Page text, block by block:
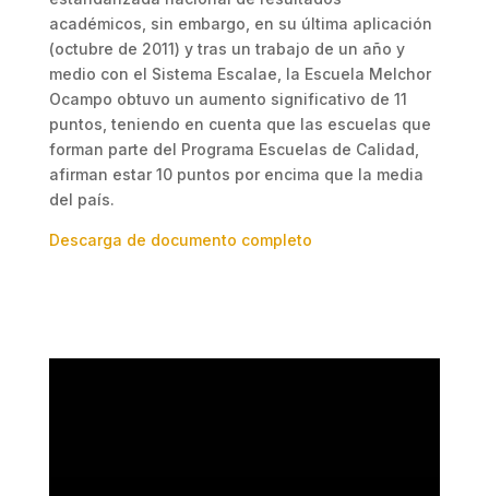
académicos, sin embargo, en su última aplicación
(octubre de 2011) y tras un trabajo de un año y
medio con el Sistema Escalae, la Escuela Melchor
Ocampo obtuvo un aumento significativo de 11
puntos, teniendo en cuenta que las escuelas que
forman parte del Programa Escuelas de Calidad,
afirman estar 10 puntos por encima que la media
del país.
Descarga de documento completo